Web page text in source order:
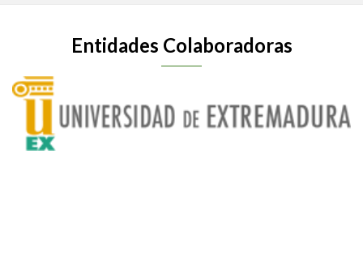
Entidades Colaboradoras